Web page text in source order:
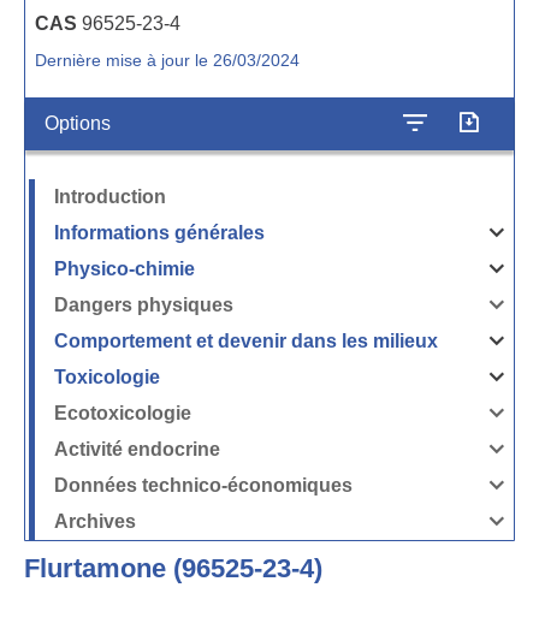
CAS 96525-23-4
Dernière mise à jour le 26/03/2024
Options
Introduction
Informations générales
Ouvrir
la
générales
Physico-chimie
Ouvrir
la
chimie
Dangers physiques
Ouvrir
la
Comportement et devenir dans les milieux
Ouvrir
la
et
les
milieux
Toxicologie
Ouvrir
la
Ecotoxicologie
Ouvrir
la
Activité endocrine
Ouvrir
la
endocrine
Données technico-économiques
Ouvrir
la
Données
Archives
Ouvrir
Flurtamone (96525-23-4)